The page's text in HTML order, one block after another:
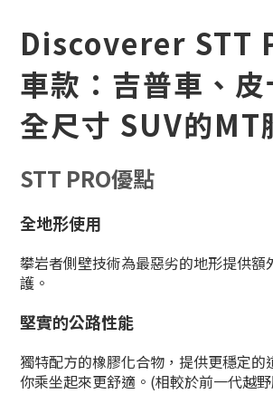
Discoverer STT
車款：吉普車、皮
全尺寸 SUV的MT
STT PRO優點
全地形使用
攀岩者側壁技術為最惡劣的地形提供額
護。
堅實的公路性能
獨特配方的橡膠化合物，提供更穩定的
你乘坐起來更舒適。(相較於前一代越